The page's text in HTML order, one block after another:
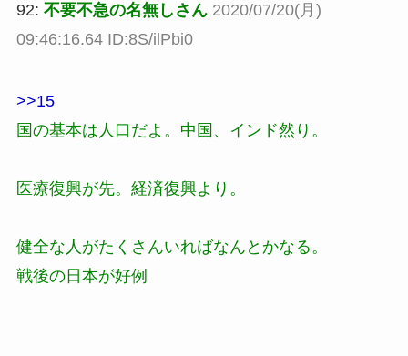
92: 不要不急の名無しさん 2020/07/20(月)
09:46:16.64 ID:8S/ilPbi0
>>15
国の基本は人口だよ。中国、インド然り。
医療復興が先。経済復興より。
健全な人がたくさんいればなんとかなる。
戦後の日本が好例